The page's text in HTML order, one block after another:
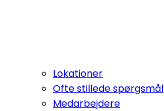
Lokationer
Ofte stillede spørgsmål
Medarbejdere